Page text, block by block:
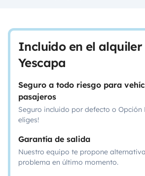
Incluido en el alquiler
Yescapa
Seguro a todo riesgo para
pasajeros
Seguro incluido por defecto o Opción
eliges!
Garantía de salida
Nuestro equipo te propone
problema en último momento.